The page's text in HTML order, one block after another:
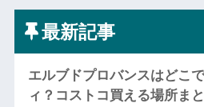
最新記事
エルブドプロバンスはどこ
ィ？コストコ買える場所ま